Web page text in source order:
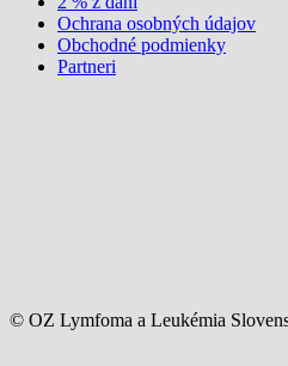
Ochrana osobných údajov
Obchodné podmienky
Partneri
© OZ Lymfoma a Leukémia